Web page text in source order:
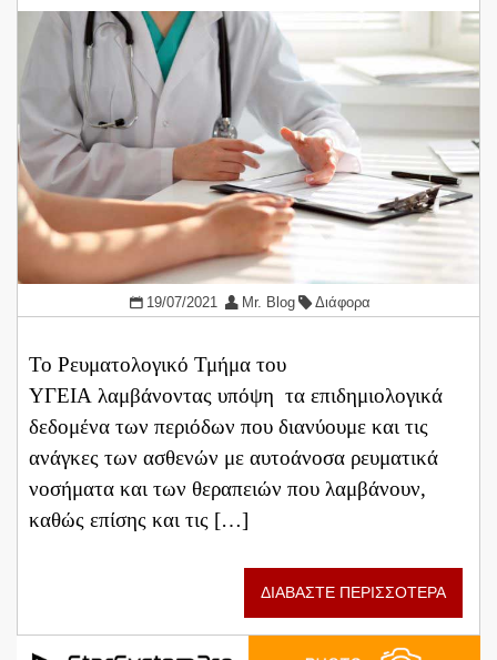
19/07/2021 Mr. Blog Διάφορα
Το Ρευματολογικό Τμήμα του
ΥΓΕΙΑ λαμβάνοντας υπόψη τα επιδημιολογικά
δεδομένα των περιόδων που διανύουμε και τις
ανάγκες των ασθενών με αυτοάνοσα ρευματικά
νοσήματα και των θεραπειών που λαμβάνουν,
καθώς επίσης και τις […]
ΔΙΑΒΑΣΤΕ ΠΕΡΙΣΣΟΤΕΡΑ